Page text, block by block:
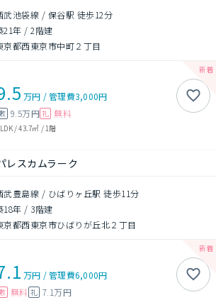
武池袋線 / 保谷駅 徒歩12分
21年 /2階建
京都西東京市中町２丁目
万円 /管理費3,000円
敷 9.5万円 礼 無料
/43.7㎡ / 1階
レスカムラーク
武豊島線 / ひばりヶ丘駅 徒歩11分
18年 / 3階建
京都西東京市ひばりが丘北２丁目
万円 /管理費6,000円
敷 無料 礼 7.1万円